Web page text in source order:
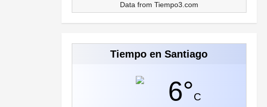
Data from Tiempo3.com
Tiempo en Santiago
6°C